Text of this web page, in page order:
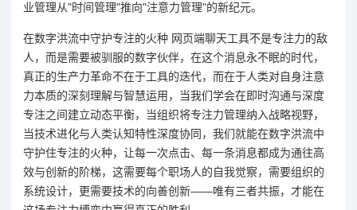
业管理从"时间管理"推向"注意力管理"的新纪元。
在数字洪流中守护专注的火种 网页端聊天工具不是专注力的敌
人，而是需要被驯服的数字伙伴，在这个消息永不眠的时代，
真正的生产力革命不在于工具的迭代，而在于人类对自身注意
力本质的深刻理解与智慧运用，当我们学会在即时沟通与深度
专注之间建立动态平衡，当组织将专注力管理纳入战略视野，
当技术进化与人类认知特性深度协同，我们就能在数字洪流中
守护住专注的火种，让每一次点击、每一条消息都成为通往高
效与创新的阶梯，这需要每个职场人的自我觉察，需要组织的
系统设计，更需要技术的向善创新——唯有三者共振，才能在